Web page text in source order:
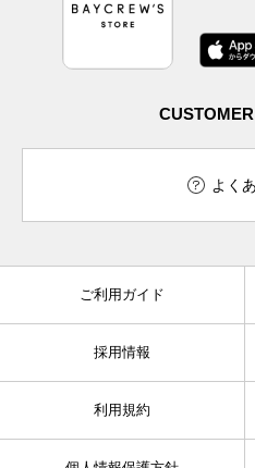
よく
ご利用ガイド
採用情報
利用規約